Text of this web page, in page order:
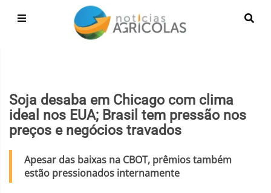
Soja desaba em Chicago com clima
ideal nos EUA; Brasil tem pressão nos
preços e negócios travados
Apesar das baixas na CBOT, prêmios também
estão pressionados internamente